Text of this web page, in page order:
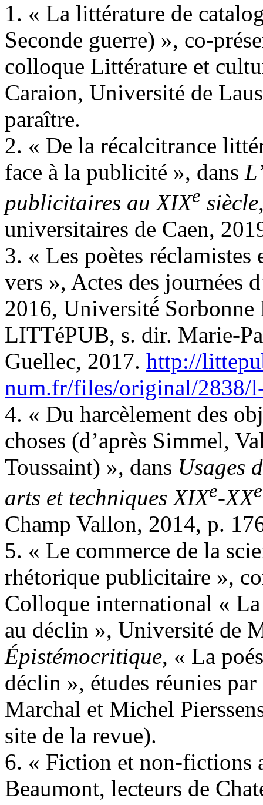
1. « La littérature de
Seconde guerre) », co-
colloque Littérature et
Caraion, Université de
paraître.
2. « De la récalcitrance
face à la publicité », dans
publicitaires au XIXe siècle
universitaires de Caen,
3. « Les poètes
vers », Actes des journées
2016, Université́
LITTéPUB, s. dir.
Guellec, 2017. http://
num.fr/files/original/2838/
4. « Du harcèlement des
choses (d’après Simmel,
Toussaint) », dans Usages
arts et techniques XIXe-XXe
Champ Vallon, 2014, p.
5. « Le commerce de la
rhétorique publicitaire »,
Colloque international «
au déclin », Université de
Épistémocritique, « La
déclin », études réunies
Marchal et Michel
site de la revue).
6. « Fiction et non-fictions
Beaumont, lecteurs de